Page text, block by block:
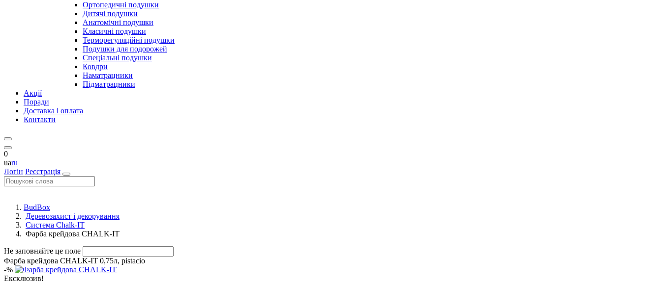
Ортопедичні подушки
Дитячі подушки
Анатомічні подушки
Класичні подушки
Терморегуляційні подушки
Подушки для подорожей
Спеціальні подушки
Ковдри
Наматрацники
Підматрацники
Акції
Поради
Доставка і оплата
Контакти
0
uaru
Логін Реєстрація
BudBox
Деревозахист і декорування
Система Chalk-IT
Фарба крейдова CHALK-IT
Не заповняйте це поле
Фарба крейдова CHALK-IT 0,75л, pistacio
-%
Ексклюзив!